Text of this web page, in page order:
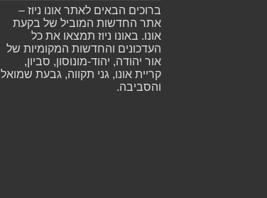
ברוכים הבאים לאתר אונו ניוז –
אתר החדשות המוביל של בקעת
אונו. באונו ניוז תמצאו את כל
העדכונים והחדשות המקומיות של
אור יהודה, יהוד-מונוסון, סביון,
קריית אונו, גני תקווה, גבעת שמואל
והסביבה.